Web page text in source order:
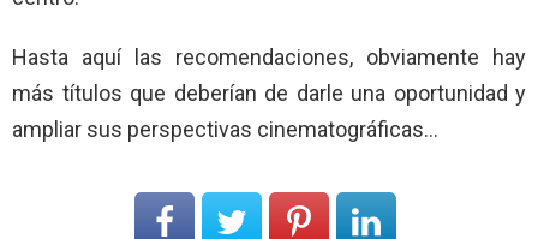
Hasta aquí las recomendaciones, obviamente hay
más títulos que deberían de darle una oportunidad y
ampliar sus perspectivas cinematográficas…